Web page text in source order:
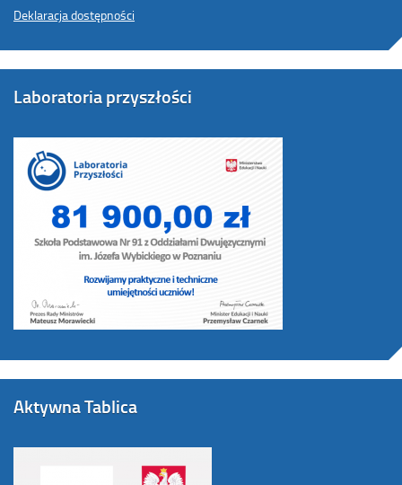
Deklaracja dostępności
Laboratoria przyszłości
Aktywna Tablica